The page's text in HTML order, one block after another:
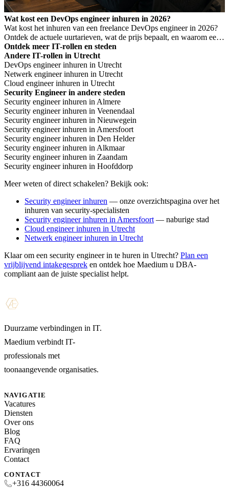
Wat kost een DevOps engineer inhuren in 2026?
Wat kost het inhuren van een freelance DevOps engineer in 2026?
Ontdek de actuele uurtarieven, wat de prijs bepaalt, en waarom een
laag tarief niet altijd goedkoper is.
Ontdek meer IT-rollen en steden
Andere IT-rollen in Utrecht
DevOps engineer inhuren in Utrecht
Netwerk engineer inhuren in Utrecht
Cloud engineer inhuren in Utrecht
Security Engineer in andere steden
Security engineer inhuren in Almere
Security engineer inhuren in Veenendaal
Security engineer inhuren in Nieuwegein
Security engineer inhuren in Amersfoort
Security engineer inhuren in Den Helder
Security engineer inhuren in Alkmaar
Security engineer inhuren in Zaandam
Security engineer inhuren in Hoofddorp
Meer weten of direct schakelen? Bekijk ook:
Security engineer inhuren — onze overzichtspagina over het
inhuren van security-specialisten
Security engineer inhuren in Amersfoort — naburige stad
Cloud engineer inhuren in Utrecht
Netwerk engineer inhuren in Utrecht
Klaar om een security engineer in te huren in Utrecht? Plan een
vrijblijvend intakegesprek en ontdek hoe Maedium u DBA-
compliant aan de juiste specialist helpt.
Duurzame verbindingen in IT.
Maedium verbindt IT-
professionals met
toonaangevende organisaties.
NAVIGATIE
Vacatures
Diensten
Over ons
Blog
FAQ
Ervaringen
Contact
CONTACT
+316 44360064